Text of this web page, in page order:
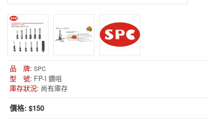
品 牌: SPC
型 號: FP-I 鑽咀
庫存狀況: 尚有庫存
價格: $150